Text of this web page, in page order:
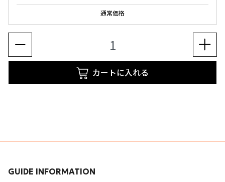
通常価格
カートに入れる
GUIDE INFORMATION